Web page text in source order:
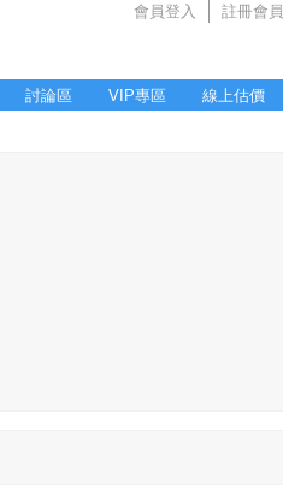
會員登入 註冊會員
討論區 VIP專區 線上估價